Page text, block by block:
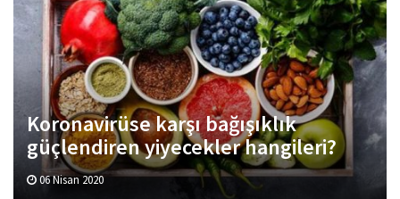
Koronavirüse karşı bağışıklık
güçlendiren yiyecekler hangileri?
06 Nisan 2020